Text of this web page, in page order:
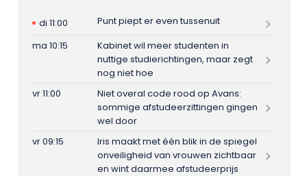
di 11:00
Punt piept er even tussenuit
ma 10:15
Kabinet wil meer studenten in
nuttige studierichtingen, maar zegt
nog niet hoe
vr 11:00
Niet overal code rood op Avans:
sommige afstudeerzittingen gingen
wel door
vr 09:15
Iris maakt met één blik in de spiegel
onveiligheid van vrouwen zichtbaar
en wint daarmee afstudeerprijs